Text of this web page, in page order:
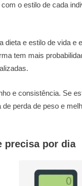
o estilo de cada
e estilo de vida e
tem mais
e consistência. Se
perda de peso e
precisa por dia